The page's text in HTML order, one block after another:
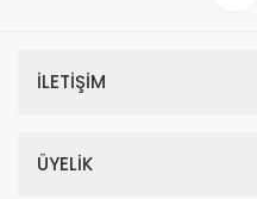
İLETİŞİM
ÜYELİK